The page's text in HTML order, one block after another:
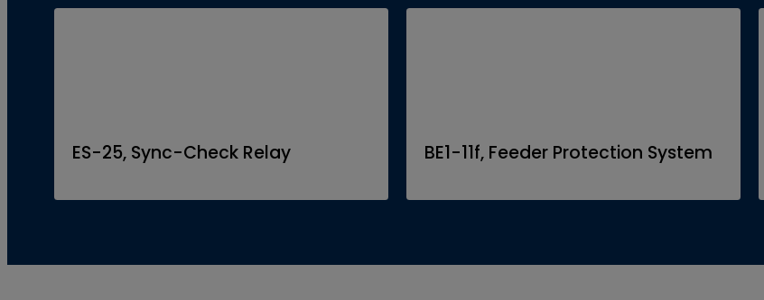
ES-25, Sync-Check Relay BE1-11f, Feeder Protection System